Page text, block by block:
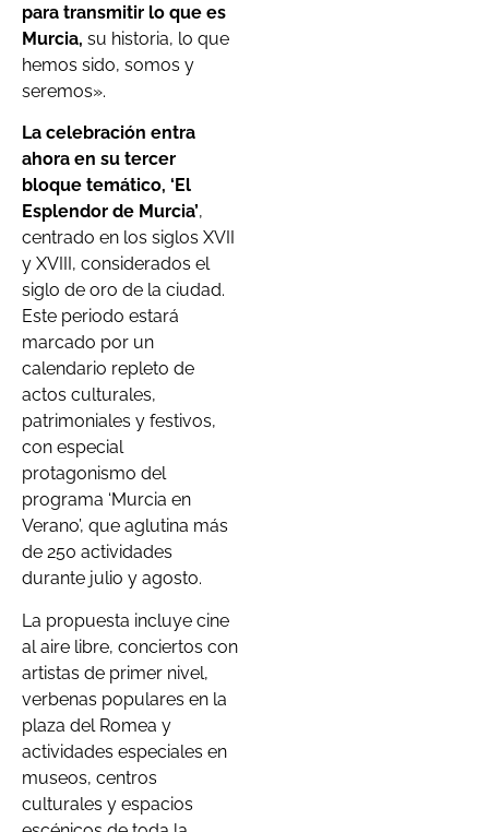
para transmitir lo que es
Murcia, su historia, lo que
hemos sido, somos y
seremos».
La celebración entra
ahora en su tercer
bloque temático, ‘El
Esplendor de Murcia’,
centrado en los siglos XVII
y XVIII, considerados el
siglo de oro de la ciudad.
Este periodo estará
marcado por un
calendario repleto de
actos culturales,
patrimoniales y festivos,
con especial
protagonismo del
programa ‘Murcia en
Verano’, que aglutina más
de 250 actividades
durante julio y agosto.
La propuesta incluye cine
al aire libre, conciertos con
artistas de primer nivel,
verbenas populares en la
plaza del Romea y
actividades especiales en
museos, centros
culturales y espacios